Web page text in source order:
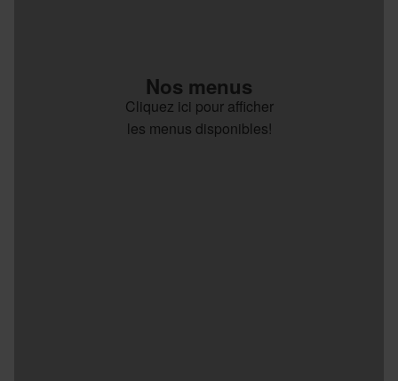
Nos menus
Cliquez ici pour afficher
les menus disponibles!